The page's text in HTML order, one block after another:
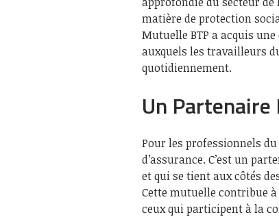
matière de protection
Mutuelle BTP a acquis
auxquels les travailleurs
quotidiennement.
Un Partenaire
Pour les professionnels
d’assurance. C’est un
et qui se tient aux côtés
Cette mutuelle contribue
ceux qui participent à la